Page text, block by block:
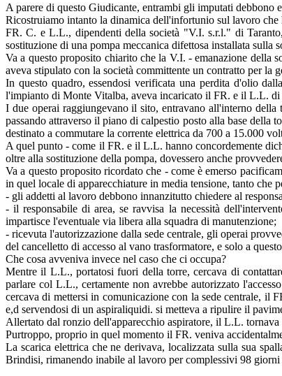
A parere di questo Giudicante, entrambi gli imputati debbono
Ricostruiamo intanto la dinamica dell'infortunio sul lavoro che
FR. C. e L.L., dipendenti della società "V.I. s.r.l." di
sostituzione di una pompa meccanica difettosa installata sulla
Va a questo proposito chiarito che la V.I. - emanazione
aveva stipulato con la società committente un contratto per la
In questo quadro, essendosi verificata una perdita d'olio
l'impianto di Monte Vitalba, aveva incaricato il FR. e il L.L. di
I due operai raggiungevano il sito, entravano all'interno
passando attraverso il piano di calpestio posto alla base della
destinato a commutare la corrente elettrica da 700 a 15.000
A quel punto - come il FR. e il L.L. hanno concordemente
oltre alla sostituzione della pompa, dovessero anche
Va a questo proposito ricordato che - come è emerso
in quel locale di apparecchiature in media tensione, tanto che
- gli addetti al lavoro debbono innanzitutto chiedere al
- il responsabile di area, se ravvisa la necessità
impartisce l'eventuale via libera alla squadra di manutenzione;
- ricevuta l'autorizzazione dalla sede centrale, gli operai
del cancelletto di accesso al vano trasformatore, e solo a
Che cosa avveniva invece nel caso che ci occupa?
Mentre il L.L., portatosi fuori della torre, cercava di
parlare col L.L., certamente non avrebbe autorizzato
cercava di mettersi in comunicazione con la sede centrale, il
e,d servendosi di un aspiraliquidi. si metteva a ripulire il
Allertato dal ronzio dell'apparecchio aspiratore, il L.L.
Purtroppo, proprio in quel momento il FR. veniva
La scarica elettrica che ne derivava, localizzata sulla sua
Brindisi, rimanendo inabile al lavoro per complessivi 98